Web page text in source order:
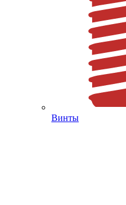
Винты